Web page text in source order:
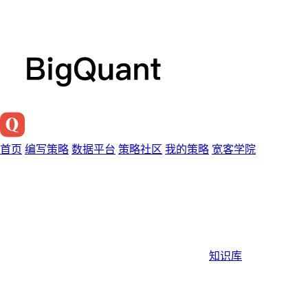
首页 编写策略 数据平台 策略社区 我的策略 宽客学院
知识库